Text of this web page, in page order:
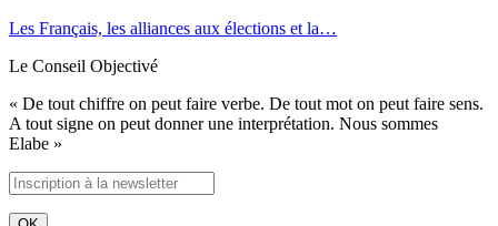
Les Français, les alliances aux élections et la…
Le Conseil Objectivé
« De tout chiffre on peut faire verbe. De tout mot on peut faire sens.
A tout signe on peut donner une interprétation. Nous sommes
Elabe »